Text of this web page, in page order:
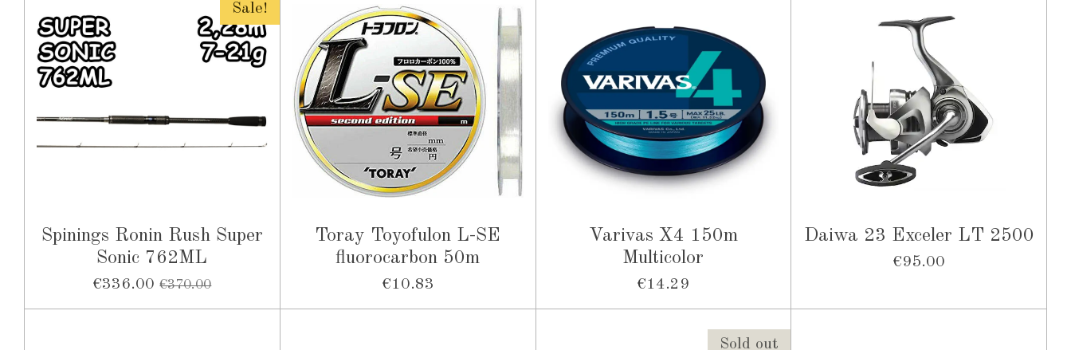
Sale!
Spinings Ronin Rush Super
Sonic 762ML
€336.00 €370.00
Toray Toyofulon L-SE
fluorocarbon 50m
€10.83
Varivas X4 150m
Multicolor
€14.29
Daiwa 23 Exceler LT 2500
€95.00
Sold out